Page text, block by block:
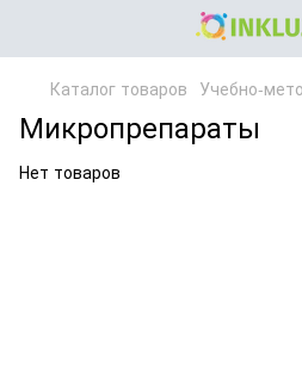
Каталог товаров Учебно-
Микропрепараты
Нет товаров